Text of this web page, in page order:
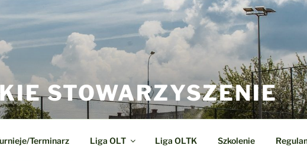
STOWARZYSZENIE
Terminarz Liga OLT Liga OLTK Szkolenie